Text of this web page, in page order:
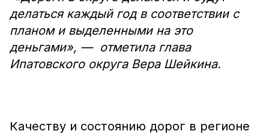
делаться каждый год в соответствии с
планом и выделенными на это
деньгами», — отметила глава
Ипатовского округа Вера Шейкина.
Качеству и состоянию дорог в регионе